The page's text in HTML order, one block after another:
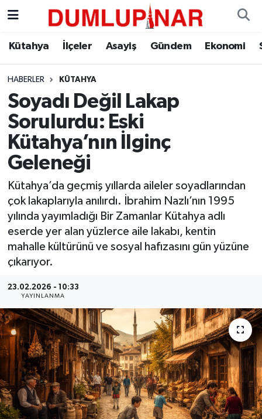
Kütahya İlçeler Asayiş Gündem Ekonomi
HABERLER KÜTAHYA
Soyadı Değil Lakap
Sorulurdu: Eski
Kütahya’nın İlginç
Geleneği
Kütahya’da geçmiş yıllarda aileler soyadlarından
çok lakaplarıyla anılırdı. İbrahim Nazlı’nın 1995
yılında yayımladığı Bir Zamanlar Kütahya adlı
eserde yer alan yüzlerce aile lakabı, kentin
mahalle kültürünü ve sosyal hafızasını gün yüzüne
çıkarıyor.
23.02.2026 - 10:33
YAYINLANMA
Asayiş
Diğer
Dünya
Eğitim
Ekonomi
Eleman
Emlak
Gündem
Haber
Haber İlanlar
Kültür-Sanat
Magazin
Resmi İlanlar
Kütahya Hava Durumu
Kütahya Trafik Yoğunluk Haritası
Süper Lig Puan Durumu ve Fikstür
Tüm Manşetler
Son Dakika Haberleri
Haber Arşivi